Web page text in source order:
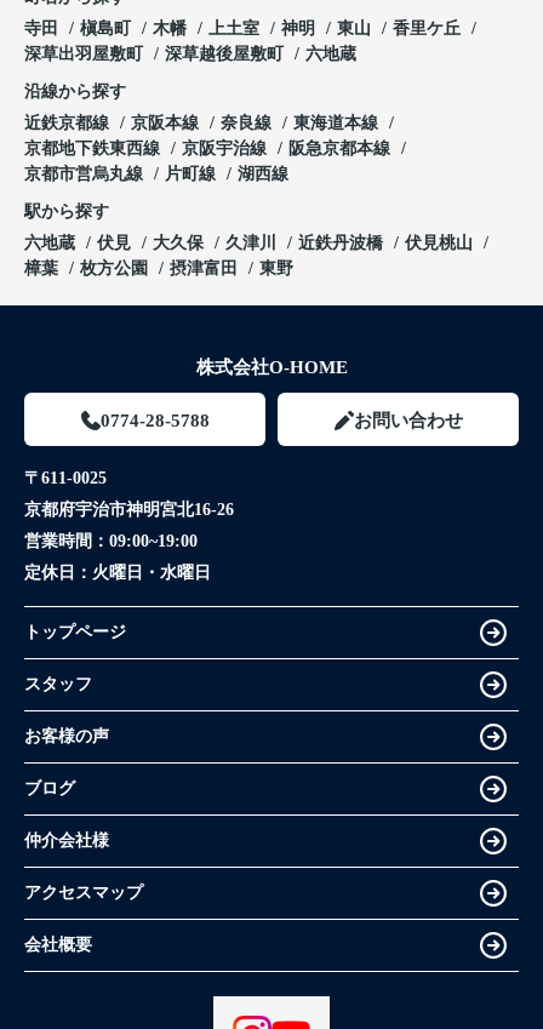
寺田
槇島町 木幡 上土室 神明 東山
香里ケ丘
深草出羽屋敷町
深草越後屋敷町 六地蔵
沿線から探す
近鉄京都線
京阪本線 奈良線
東海道本線
京都地下鉄東西線
京阪宇治線
阪急京都本線
京都市営烏丸線
片町線 湖西線
駅から探す
六地蔵
伏見 大久保 久津川 近鉄丹波橋
伏見桃山
樟葉
枚方公園 摂津富田 東野
株式会社O-HOME
0774-28-5788 お問い合わせ
〒611-0025
京都府宇治市神明宮北16-26
営業時間： 09:00~19:00
定休日： 火曜日・水曜日
トップページ
スタッフ
お客様の声
ブログ
仲介会社様
アクセスマップ
会社概要